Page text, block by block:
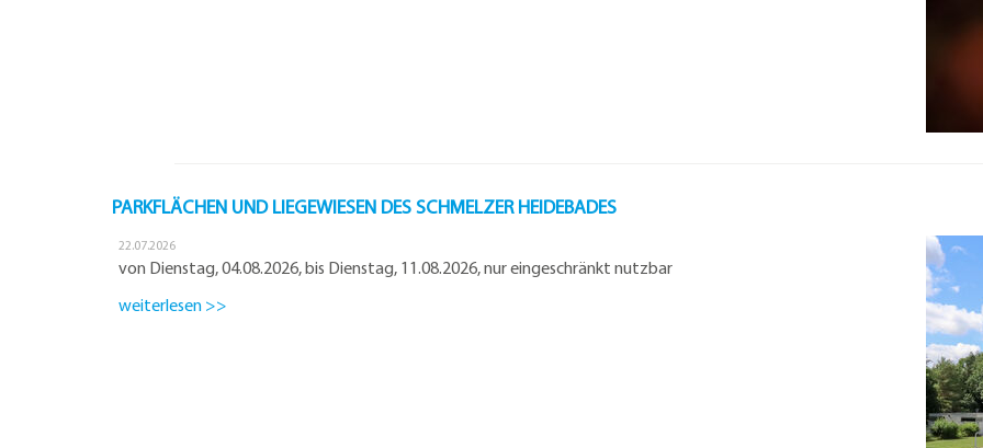
PARKFLÄCHEN UND LIEGEWIESEN DES SCHMELZER HEIDEBADES
22.07.2026
von Dienstag, 04.08.2026, bis Dienstag, 11.08.2026, nur eingeschränkt nutzbar
weiterlesen >>